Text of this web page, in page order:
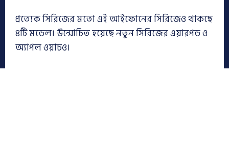
প্রত্যেক সিরিজের মতো এই আইফোনের সিরিজেও থাকছে
৪টি মডেল। উন্মোচিত হয়েছে নতুন সিরিজের এয়ারপড ও
অ্যাপল ওয়াচও।